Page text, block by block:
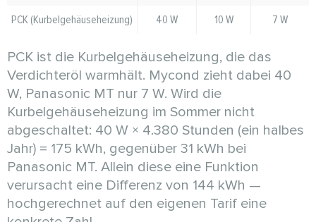
PCK (Kurbelgehäuseheizung)
40 W 10 W 7 W
PCK ist die Kurbelgehäuseheizung, die das
Verdichteröl warmhält. Mycond zieht dabei 40
W, Panasonic MT nur 7 W. Wird die
Kurbelgehäuseheizung im Sommer nicht
abgeschaltet: 40 W × 4.380 Stunden (ein halbes
Jahr) = 175 kWh, gegenüber 31 kWh bei
Panasonic MT. Allein diese eine Funktion
verursacht eine Differenz von 144 kWh —
hochgerechnet auf den eigenen Tarif eine